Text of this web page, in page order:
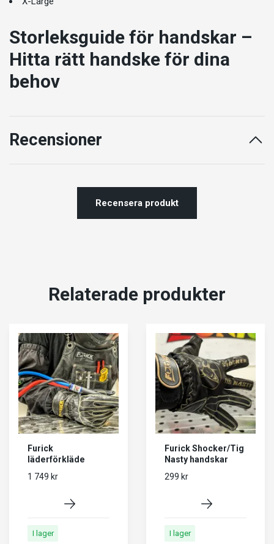
Storleksguide för handskar –
Hitta rätt handske för dina
behov
Recensioner
Recensera produkt
Relaterade produkter
Furick
läderförkläde
1 749 kr
I lager
Furick Shocker/Tig
Nasty handskar
299 kr
I lager